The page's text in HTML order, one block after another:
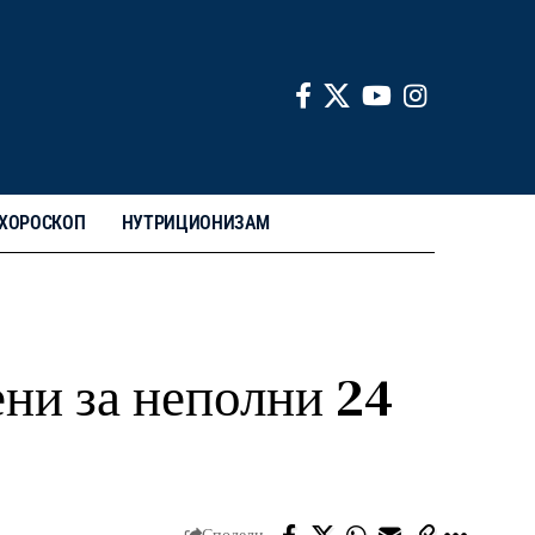
НУТРИЦИОНИЗАМ
за неполни 24